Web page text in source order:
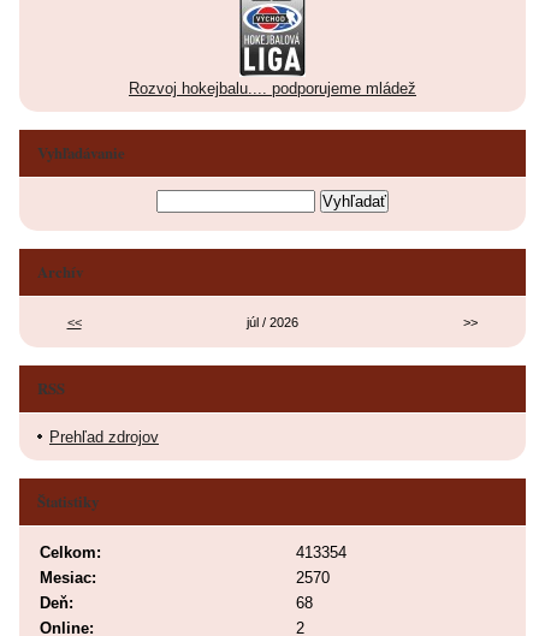
Rozvoj hokejbalu.... podporujeme mládež
Vyhľadávanie
Archív
<< júl / 2026 >>
RSS
Prehľad zdrojov
Štatistiky
Online: 2
Celkom:
413354
Mesiac:
2570
Deň:
68